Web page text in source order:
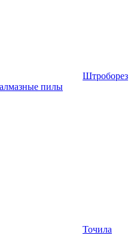
Штроборез
пилы
Точила